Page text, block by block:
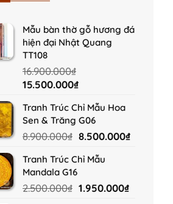
Mẫu bàn thờ gỗ hương đá
hiện đại Nhật Quang
TT108
16.900.000₫
Original
was:
16.900.000₫.
15.500.000₫Current
is:
15.500.000₫.
Tranh Trúc Chỉ Mẫu Hoa
Sen & Trăng G06
8.900.000₫ Original
was:
8.500.000₫Current
Tranh Trúc Chỉ Mẫu
Mandala G16
2.500.000₫ Original
1.950.000₫Current